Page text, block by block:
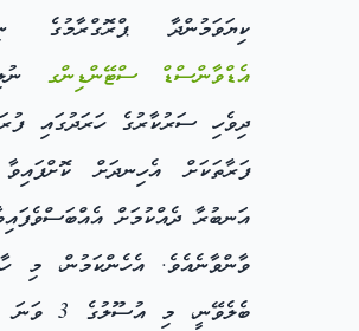
ކިޔަވަމުންދާ ޕްރޮގްރާމުގެ
އެޑްވާންސްޑް ސްޓޭންޑިންގ
ދިވެހި ސަރުކާރުގެ ހަރަދުގައި
ފަރާތަކަށް އެހިނދަށް
އަނބުރާ ދެއްކުމަށް
ވާންވާނެއެވެ. އެހެންކަމުން، މި
ބެލެވޭނީ،